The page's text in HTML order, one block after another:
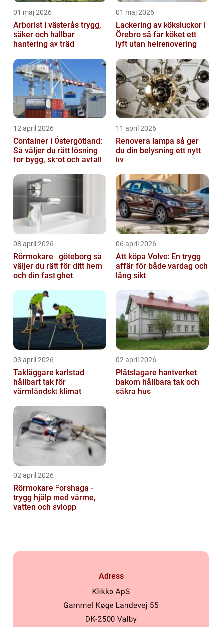
01 maj 2026
Arborist i västerås trygg,
säker och hållbar
hantering av träd
01 maj 2026
Lackering av köksluckor i
Örebro så får köket ett
lyft utan helrenovering
12 april 2026
Container i Östergötland:
Så väljer du rätt lösning
för bygg, skrot och avfall
11 april 2026
Renovera lampa så ger
du din belysning ett nytt
liv
08 april 2026
Rörmokare i göteborg så
väljer du rätt för ditt hem
och din fastighet
06 april 2026
Att köpa Volvo: En trygg
affär för både vardag och
lång sikt
03 april 2026
Takläggare karlstad
hållbart tak för
värmländskt klimat
02 april 2026
Plåtslagare hantverket
bakom hållbara tak och
säkra hus
02 april 2026
Rörmokare Forshaga -
trygg hjälp med värme,
vatten och avlopp
Adress